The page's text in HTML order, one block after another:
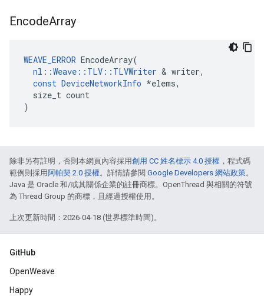
EncodeArray
WEAVE_ERROR EncodeArray(
nl ::Weave :: TLV :: TLVWriter & writer,
const DeviceNetworkInfo *elems,
size_t count
)
除非另有註明，否則本網頁內容採用創用 CC 姓名標示 4.0 授權 ，程式碼
範例則採用 阿帕契 2.0 授權。詳情請參閱 Google Developers 網站政策。
Java 是 Oracle 和/或其關係企業的註冊商標。OpenThread 與相關的符號
為 Thread Group 的商標，且經過授權使用。
上次更新時間：2026-04-18 (世界標準時間)。
GitHub
OpenWeave
Happy